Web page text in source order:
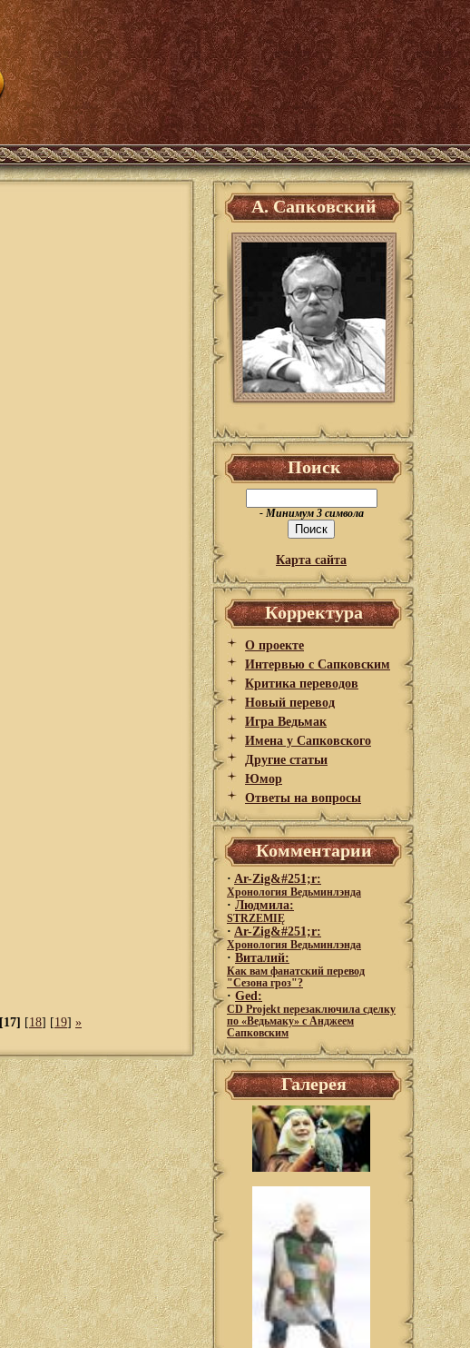
[17] [18] [19] »
А. Сапковский
Поиск
- Минимум 3 символа
Карта сайта
Корректура
О проекте
Интервью с Сапковским
Критика переводов
Новый перевод
Игра Ведьмак
Имена у Сапковского
Другие статьи
Юмор
Ответы на вопросы
Комментарии
· Ar-Zig&#251;r:
Хронология Ведьминлэнда
· Людмила:
STRZEMIĘ
· Ar-Zig&#251;r:
Хронология Ведьминлэнда
· Виталий:
Как вам фанатский перевод
"Сезона гроз"?
· Ged:
CD Projekt перезаключила сделку
по «Ведьмаку» с Анджеем
Сапковским
Галерея